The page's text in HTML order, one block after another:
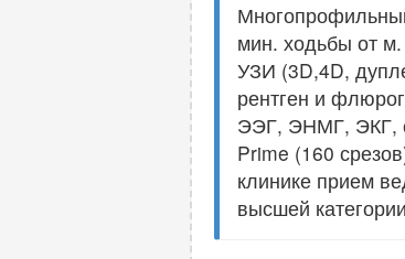
мин. ходьбы от
УЗИ (3D,4D,
рентген и
ЭЭГ, ЭНМГ, ЭКГ,
Prime (160
клинике прием
высшей